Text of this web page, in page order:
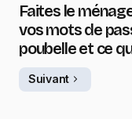
Faites le
vos mots de
poubelle et ce
Suivant